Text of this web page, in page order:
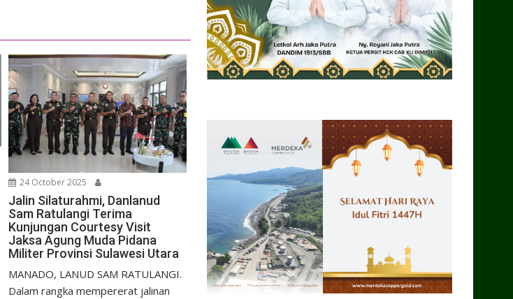
24 October 2025
Jalin Silaturahmi, Danlanud
Sam Ratulangi Terima
Kunjungan Courtesy Visit
Jaksa Agung Muda Pidana
Militer Provinsi Sulawesi Utara
MANADO, LANUD SAM RATULANGI.
Dalam rangka mempererat jalinan